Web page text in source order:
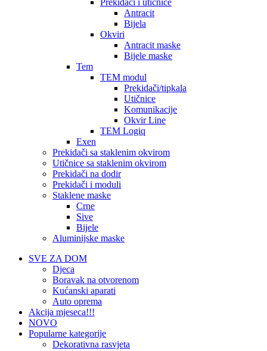
Prekidači i utičnice
Antracit
Bijela
Okviri
Antracit maske
Bijele maske
Tem
TEM modul
Prekidači/tipkala
Utičnice
Komunikacije
Okvir Line
TEM Logiq
Exen
Prekidači sa staklenim okvirom
Utičnice sa staklenim okvirom
Prekidači na dodir
Prekidači i moduli
Staklene maske
Crne
Sive
Bijele
Aluminijske maske
SVE ZA DOM
Djeca
Boravak na otvorenom
Kućanski aparati
Auto oprema
Akcija mjeseca!!!
NOVO
Popularne kategorije
Dekorativna rasvjeta